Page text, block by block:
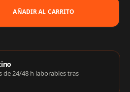
AÑADIR AL CARRITO
de 24/48 h laborables tras